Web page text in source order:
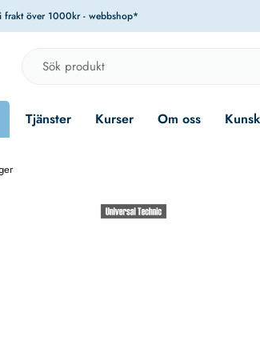
frakt över 1000kr - webbshop*
Tjänster Kurser Om oss